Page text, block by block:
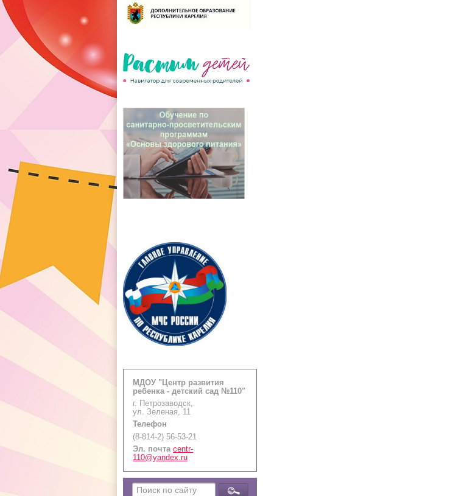
МДОУ "Центр развития
ребенка - детский сад №110"
г. Петрозаводск,
ул. Зеленая, 11
Телефон
(8-814-2) 56-53-21
Эл. почта centr-
110@yandex.ru